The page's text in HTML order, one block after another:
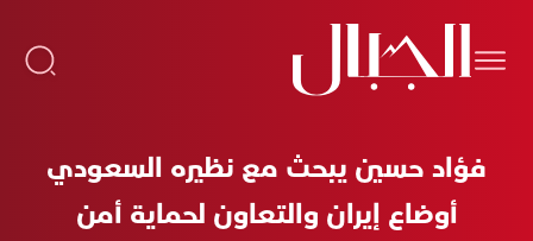
فؤاد حسين يبحث مع نظيره السعودي
أوضاع إيران والتعاون لحماية أمن